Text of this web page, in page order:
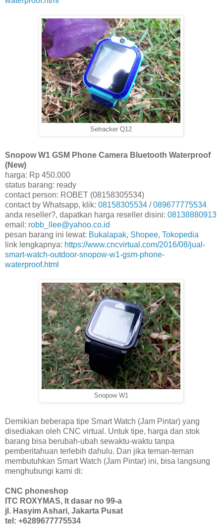
Setracker Q12
Snopow W1 GSM Phone Camera Bluetooth Waterproof
(New)
harga: Rp 450.000
status barang: ready
contact person: ROBET (08158305534)
contact by Whatsapp, klik: 08158305534 /089677775534
anda reseller?, dapatkan harga reseller disini: 08138880913
email: robb_llee@yahoo.co.id
pesan barang ini lewat: Bukalapak, Shopee, Tokopedia
link lengkapnya: https://www.cncvirtual.com/2016/08/jual-
smart-watch-outdoor-snopow-w1-gsm-phone-
waterproof.html
Snopow W1
Demikian beberapa tipe Smart Watch (Jam Pintar) yang
disediakan oleh CNC virtual. Untuk tipe, harga dan stok
barang bisa berubah-ubah sewaktu-waktu tanpa
pemberitahuan terlebih dahulu. Dan jika teman-teman
membutuhkan Smart Watch (Jam Pintar) ini, bisa langsung
menghubungi kami di:
CNC phoneshop
ITC ROXYMAS, lt dasar no 99-a
jl. Hasyim Ashari, Jakarta Pusat
tel: +6289677775534